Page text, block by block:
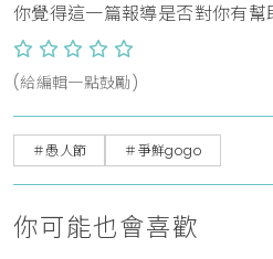
你覺得這一篇報導是否對你有
(給編輯一點鼓勵)
＃愚人節 ＃爭鮮gogo
你可能也會喜歡